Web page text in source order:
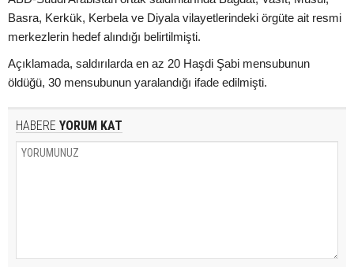
Basra, Kerkük, Kerbela ve Diyala vilayetlerindeki örgüte ait resmi
merkezlerin hedef alındığı belirtilmişti.
Açıklamada, saldırılarda en az 20 Haşdi Şabi mensubunun
öldüğü, 30 mensubunun yaralandığı ifade edilmişti.
HABERE YORUM KAT